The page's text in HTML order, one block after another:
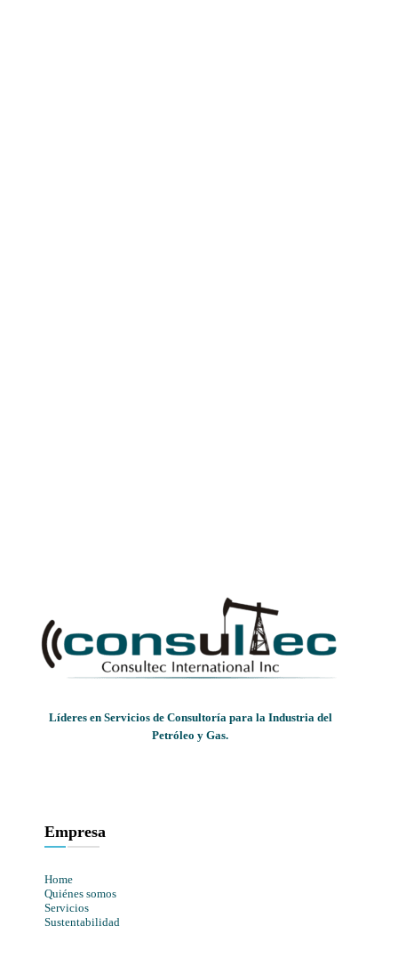
Líderes en Servicios de Consultoría para la Industria del
Petróleo y Gas.
Empresa
Home
Quiénes somos
Servicios
Sustentabilidad